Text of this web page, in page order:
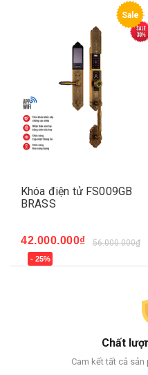
Sale
Khóa điện tử FS009GB
BRASS
42.000.000₫ 56.000.000₫
- 25%
Chất
Cam kết tất cả sản